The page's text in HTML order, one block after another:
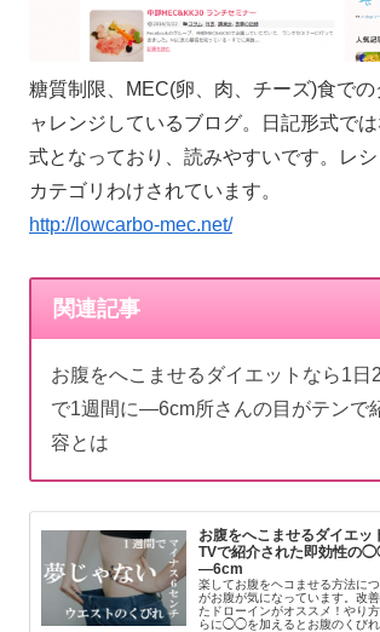
糖質制限、MEC(卵、肉、チーズ)食で
ャレンジしているブログ。日記形式で
式となっており、読みやすいです。レ
カテゴリわけされています。
http://lowcarbo-mec.net/
関連記事
お腹をへこませるダイエットなら1
で1週間に―6cm所さんの目がテンで
容とは
お腹をへこませるダイエッ
TVで紹介された即効性の
―6cm
楽してお腹をヘコませる方法に
がお腹が気になっています。改
たドローインがオススメ！やり
らに◯◯を加えるとお腹のくび